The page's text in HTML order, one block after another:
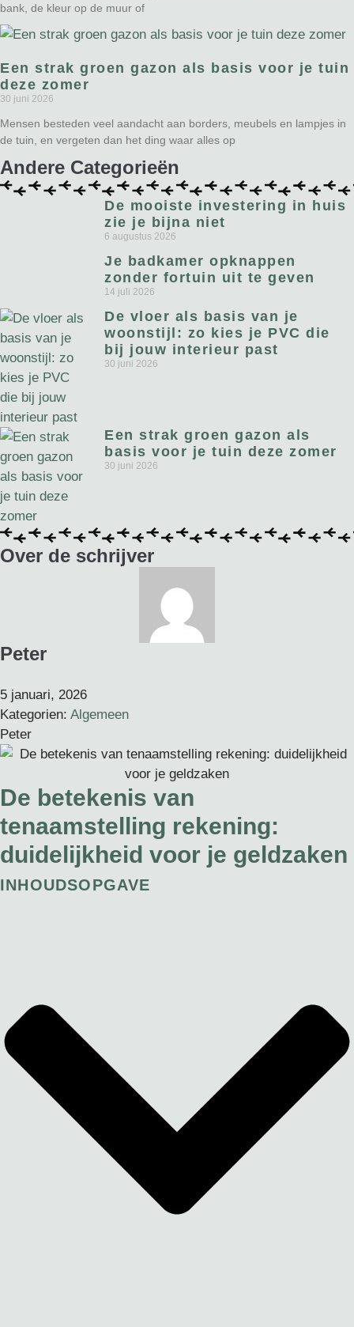
bank, de kleur op de muur of
Een strak groen gazon als basis voor je tuin
deze zomer
30 juni 2026
Mensen besteden veel aandacht aan borders, meubels en lampjes in
de tuin, en vergeten dan het ding waar alles op
Andere Categorieën
De mooiste investering in huis
zie je bijna niet
6 augustus 2026
Je badkamer opknappen
zonder fortuin uit te geven
14 juli 2026
De vloer als basis van je
woonstijl: zo kies je PVC die
bij jouw interieur past
30 juni 2026
Een strak groen gazon als
basis voor je tuin deze zomer
30 juni 2026
Over de schrijver
Peter
5 januari, 2026
Kategorien: Algemeen
Peter
De betekenis van
tenaamstelling rekening:
duidelijkheid voor je geldzaken
INHOUDSOPGAVE